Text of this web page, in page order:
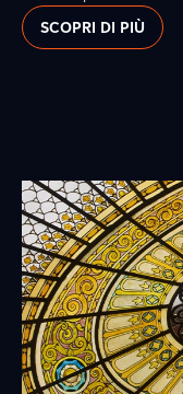
SCOPRI DI PIÙ